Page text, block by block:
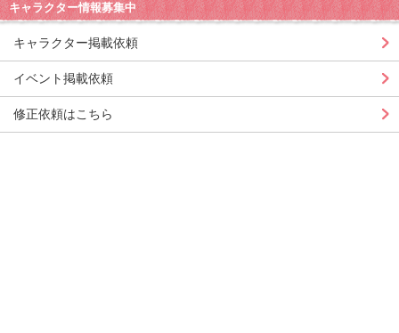
キャラクター情報募集中
キャラクター掲載依頼
イベント掲載依頼
修正依頼はこちら